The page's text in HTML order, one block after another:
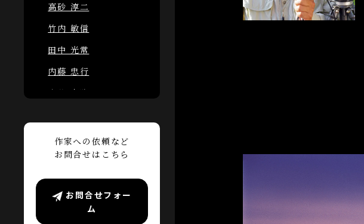
高砂 淳二
竹内 敏信
田中 光常
内藤 忠行
中谷 吉隆
野町 和嘉
水谷 章人
三好 和義
作家への依頼など
お問合せはこちら
お問合せフォー
ム